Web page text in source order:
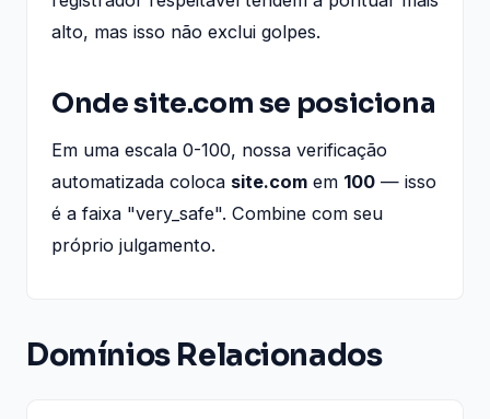
alto, mas isso não exclui golpes.
Onde site.com se posiciona
Em uma escala 0-100, nossa verificação
automatizada coloca site.com em 100 — isso
é a faixa "very_safe". Combine com seu
próprio julgamento.
Domínios Relacionados